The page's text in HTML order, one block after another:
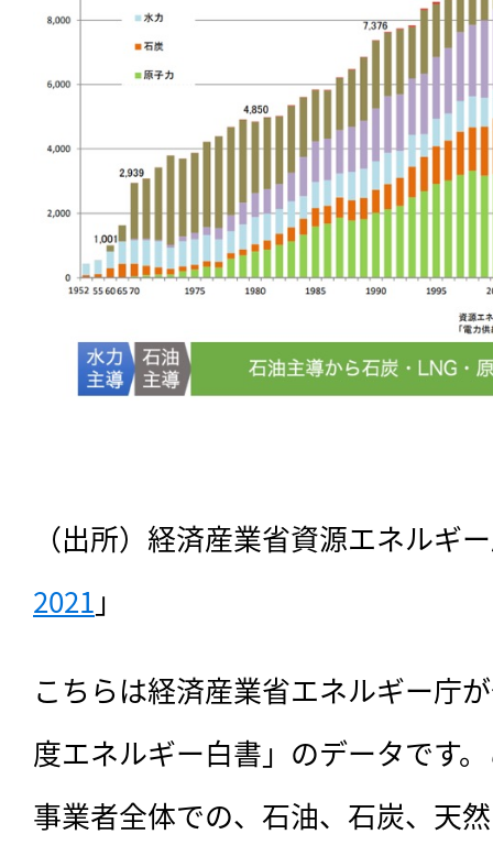
（出所）経済産業省資源エネルギ
2021 」
こちらは経済産業省エネルギー庁
度エネルギー白書」のデータです
事業者全体での、石油、石炭、天